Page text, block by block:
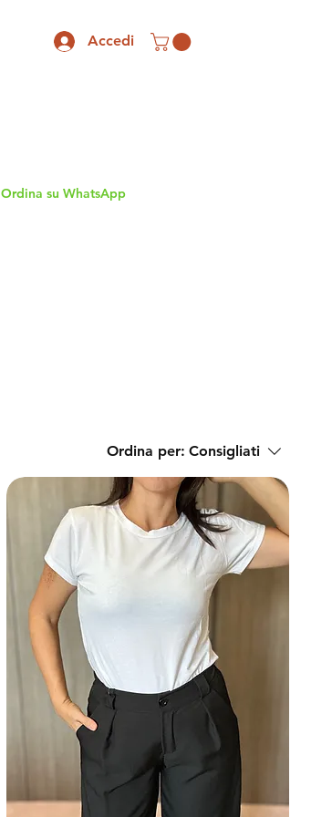
Accedi
Ordina su WhatsApp
Ordina per: Consigliati